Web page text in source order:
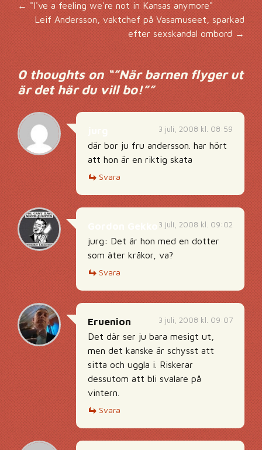
Inläggsnavigering
←"I've a feeling we're not in Kansas anymore"
Leif Andersson, vaktchef på Vasamuseet, sparkad
efter sexskandal ombord →
0 thoughts on “”När barnen flyger ut
är det här du vill bo!””
3 juli, 2008 kl. 08:59
där bor ju fru andersson. har hört
att hon är en riktig skata
Svara
3 juli, 2008 kl. 09:02
jurg: Det är hon med en dotter
som äter kråkor, va?
Svara
3 juli, 2008 kl. 09:07
Eruenion
Det där ser ju bara mesigt ut,
men det kanske är schysst att
sitta och uggla i. Riskerar
dessutom att bli svalare på
vintern.
Svara